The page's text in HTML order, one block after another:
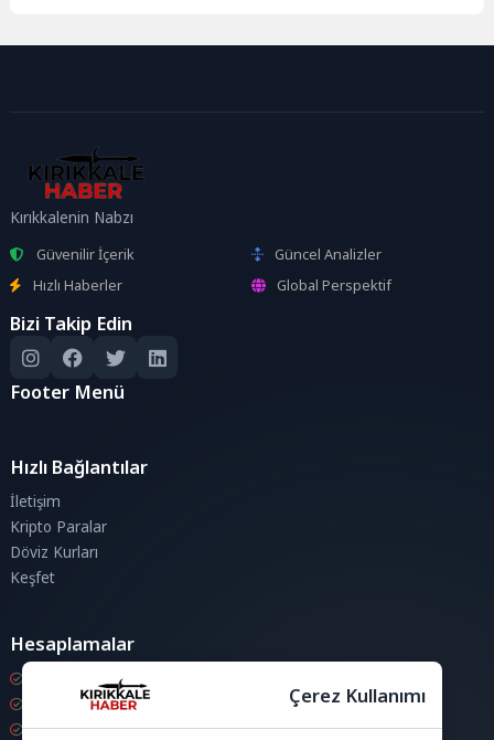
Kırıkkalenin Nabzı
Güvenilir İçerik
Güncel Analizler
Hızlı Haberler
Global Perspektif
Bizi Takip Edin
Footer Menü
Hızlı Bağlantılar
İletişim
Kripto Paralar
Döviz Kurları
Keşfet
Hesaplamalar
Kripto Para Hesaplama
Döviz Hesaplama
KDV Hesaplama
Çerez Kullanımı